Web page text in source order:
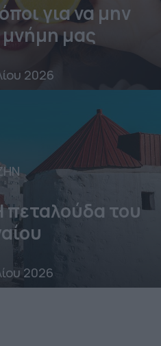
για να μην
μας
2026
του
2026